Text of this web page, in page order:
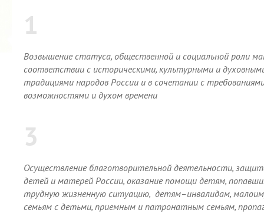
1
Возвышение статуса, общественной и социальной роли
соответствии с историческими, культурными и
традициями народов России и в сочетании с
возможностями и духом времени
3
Осуществление благотворительной деятельности,
детей и матерей России, оказание помощи детям,
трудную жизненную ситуацию, детям–инвалидам,
семьям с детьми, приемным и патронатным семьям,